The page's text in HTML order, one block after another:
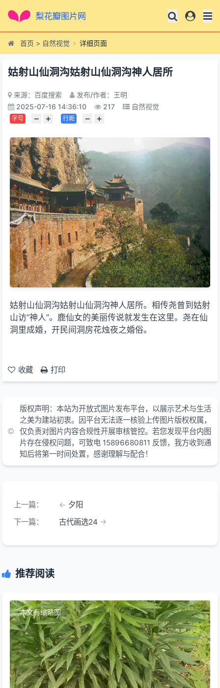
首页 > 自然视觉 详细页面
姑射山仙洞沟姑射山仙洞沟神人居所
来源：百度搜索
发布/作者：王明
2025-07-16 14:36:10
217 自然视觉
字号 − + 行距 − +
姑射山仙洞沟姑射山仙洞沟神人居所。相传尧曾到姑射
山访“神人”。鹿仙女的美丽传说就发生在这里。尧在仙
洞里成婚，开民间洞房花烛夜之婚俗。
收藏 打印
版权声明：本站为开放式图片发布平台，以展示艺术与生活
之美为建站初衷。因平台无法逐一核验上传图片版权权属，
仅负责对图片内容合规性开展审核管控。若您发现平台内图
片存在侵权问题，可致电 15896680811 反馈，我方收到通
知后将第一时间处置，感谢理解与配合！
上一篇：
夕阳
下一篇：
古代画选24
推荐阅读
本文有缩略图